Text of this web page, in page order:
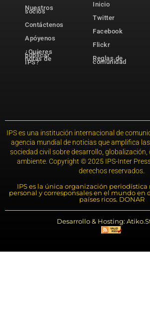
Nuestros
socios
Contáctenos
Apóyenos
¿Quieres
publicar
notas de
IPS?
Inicio
Twitter
Facebook
Flickr
Reglas de
comunidad
IPS es una institución internacional de
agencia mundial de noticias que amplifica
sociedad civil sobre desarrollo,
ambiente. Copyright © 2025 IPS-Inter
derechos reservados.
IPS es la única organización
personal y corresponsales en el mundo en
países ricos. DONAR
Desarrollo & Hosting: